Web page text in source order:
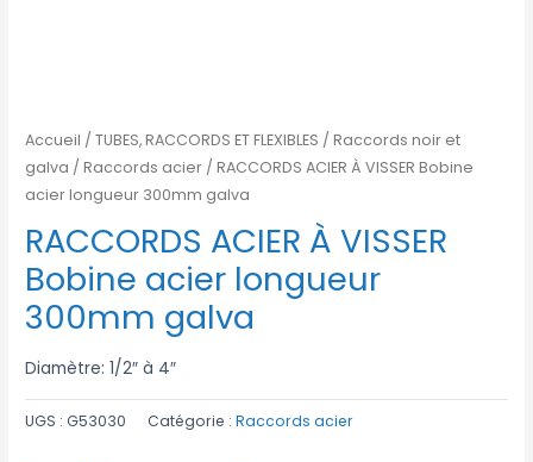
Accueil /TUBES, RACCORDS ET FLEXIBLES /Raccords noir et
galva /Raccords acier / RACCORDS ACIER À VISSER Bobine
acier longueur 300mm galva
RACCORDS ACIER À VISSER
Bobine acier longueur
300mm galva
Diamètre: 1/2″ à 4″
UGS :G53030 Catégorie :Raccords acier